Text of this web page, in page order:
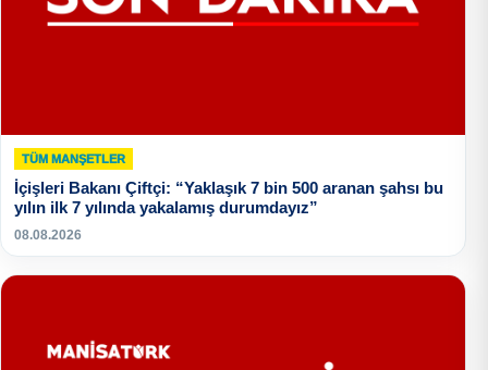
TÜM MANŞETLER
İçişleri Bakanı Çiftçi: “Yaklaşık 7 bin 500 aranan şahsı bu
yılın ilk 7 yılında yakalamış durumdayız”
08.08.2026